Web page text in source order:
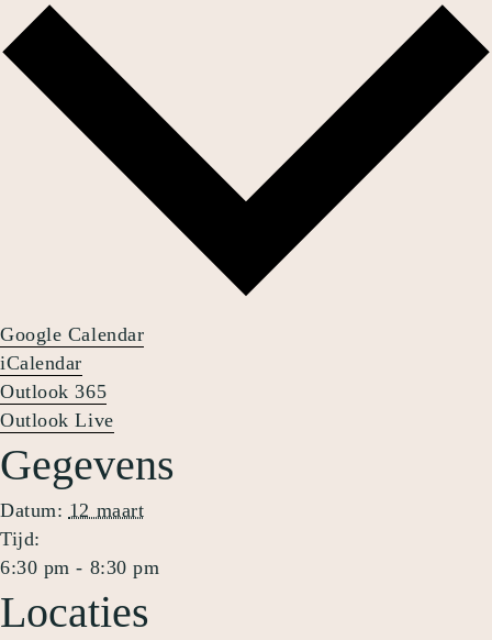
Google Calendar
iCalendar
Outlook 365
Outlook Live
Gegevens
Datum: 12 maart
Tijd:
6:30 pm - 8:30 pm
Locaties